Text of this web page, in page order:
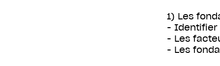
1) Les
- Identifier
- Les
- Les